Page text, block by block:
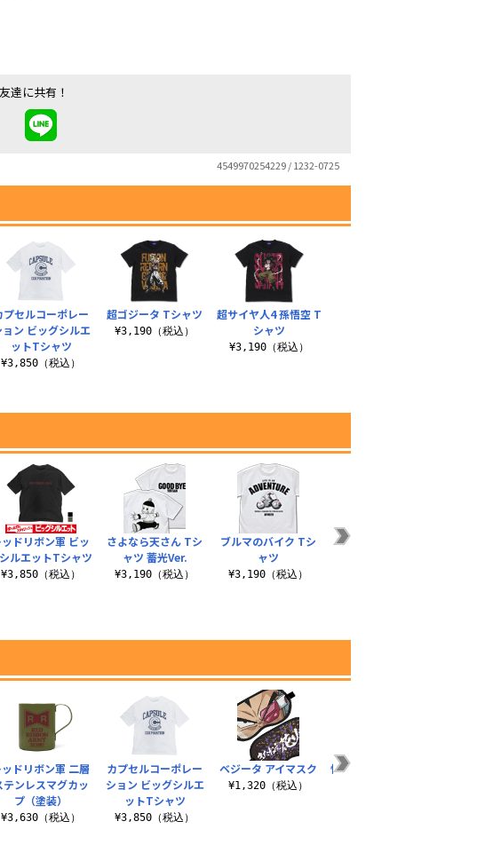
達に共有！
4549970254229 / 1232-0725
プセルコーポレー
ョン ビッグシルエ
ットTシャツ
¥3,850（税込）
超ゴジータ Tシャツ
¥3,190（税込）
超サイヤ人4 孫悟空 T
シャツ
¥3,190（税込）
ッドリボン軍 ビッ
ルエットTシャツ
¥3,850（税込）
さよなら天さん Tシ
ャツ 蓄光Ver.
¥3,190（税込）
ブルマのバイク Tシ
ャツ
¥3,190（税込）
カプセルコーポレー
ッドリボン軍 二層
テンレスマグカッ
プ（塗装）
¥3,630（税込）
カプセルコーポレー
ション ビッグシルエ
ットTシャツ
¥3,850（税込）
ベジータ アイマスク
¥1,320（税込）
悟空の界王拳Tシャツ